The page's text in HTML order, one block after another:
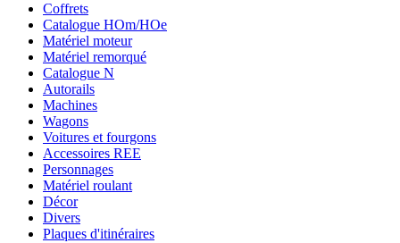
Coffrets
Catalogue HOm/HOe
Matériel moteur
Matériel remorqué
Catalogue N
Autorails
Machines
Wagons
Voitures et fourgons
Accessoires REE
Personnages
Matériel roulant
Décor
Divers
Plaques d'itinéraires